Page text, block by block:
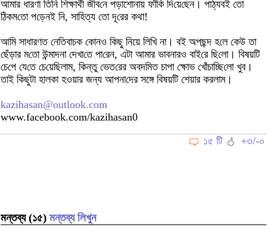
আমার ধারণা তি‌নি শিক্ষার্থী জীব‌নে পড়াশোনায় ফাঁ‌কি দি‌য়ে‌ছেন। পাঠ্যবই তো
ঠিকম‌তো প‌ড়েনই নি, সা‌হিত্য তো দূ‌রের কথা!
আ‌মি সাধারণত নে‌তিবাচক কোনও কিছু নিয়ে লি‌খি না। বই অপছন্দ হ‌লে কেউ তা
ছেঁড়ার ম‌তো উন্মাদনা দেখা‌তে পা‌রেন, এটা আমার ভাবনারও বাই‌রে ছি‌লো। বিষয়‌টি
চে‌পে যে‌তে চে‌য়ে‌ছিলাম, কিন্তু ভেত‌রের অবদ‌মিত চাপা ক্ষোভ খোঁচা‌চ্ছি‌লো খুব।
তাই কিছুটা হালকা হওয়ার জন্য আপনা‌দের সঙ্গে বিষয়‌টি শেয়ার ক‌রলাম।
kazihasan@outlook.com
www.facebook.com/kazihasan0
১৫ টি
+৩/-০
মন্তব্য (১৫) মন্তব্য লিখুন